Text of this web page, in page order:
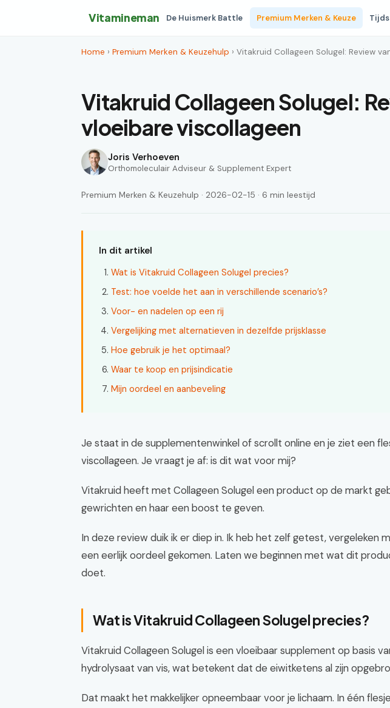
Vitamineman De Huismerk Battle Premium Merken & Keuze
Home › Premium Merken & Keuzehulp › Vitakruid Collageen Solugel: Review
Vitakruid Collageen Solugel:
vloeibare viscollageen
Joris Verhoeven
Orthomoleculair Adviseur & Supplement Expert
Premium Merken & Keuzehulp · 2026-02-15 · 6 min leestijd
In dit artikel
Wat is Vitakruid Collageen Solugel precies?
Test: hoe voelde het aan in verschillende scenario’s?
Voor- en nadelen op een rij
Vergelijking met alternatieven in dezelfde prijsklasse
Hoe gebruik je het optimaal?
Waar te koop en prijsindicatie
Mijn oordeel en aanbeveling
Je staat in de supplementenwinkel of scrollt online en je ziet een
viscollageen. Je vraagt je af: is dit wat voor mij?
Vitakruid heeft met Collageen Solugel een product op de markt
gewrichten en haar een boost te geven.
In deze review duik ik er diep in. Ik heb het zelf getest, vergeleken
een eerlijk oordeel gekomen. Laten we beginnen met wat dit
doet.
Wat is Vitakruid Collageen Solugel precies?
Vitakruid Collageen Solugel is een vloeibaar supplement op basis
hydrolysaat van vis, wat betekent dat de eiwitketens al zijn
Dat maakt het makkelijker opneembaar voor je lichaam. In één